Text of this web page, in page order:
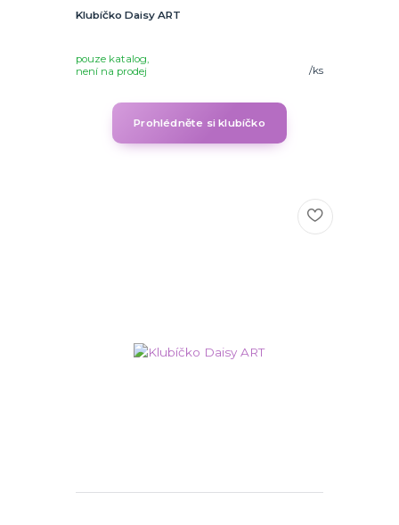
Klubíčko Daisy ART
/ks
pouze katalog,
není na prodej
Prohlédněte si klubíčko